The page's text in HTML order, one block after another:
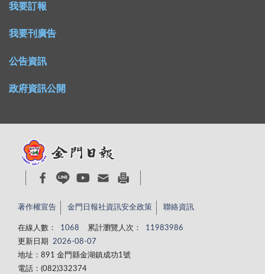
我要訂報
我要刊廣告
公告資訊
政府資訊公開
著作權宣告 金門日報社資訊安全政策 聯絡資訊
在線人數： 1068 累計瀏覽人次：
11983986
更新日期
2026-08-07
地址：891 金門縣金湖鎮成功1號
電話：(082)332374